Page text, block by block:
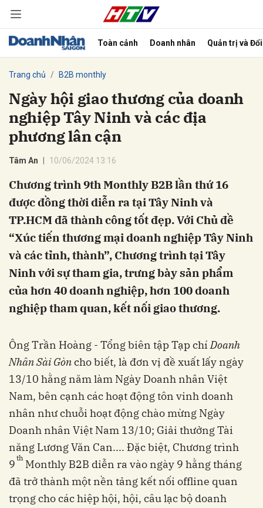
Toàn cảnh Doanh nhân Quản trị và
Trang chủ B2B monthly
Ngày hội giao thương của doanh
nghiệp Tây Ninh và các địa
phương lân cận
Tâm An 10/06/2024 13:16
Chương trình 9th Monthly B2B lần thứ 16
được đồng thời diễn ra tại Tây Ninh và
TP.HCM đã thành công tốt đẹp. Với Chủ đề
“Xúc tiến thương mại doanh nghiệp Tây Ninh
và các tỉnh, thành”, Chương trình tại Tây
Ninh với sự tham gia, trưng bày sản phẩm
của hơn 40 doanh nghiệp, hơn 100 doanh
nghiệp tham quan, kết nối giao thương.
Ông Trần Hoàng - Tổng biên tập Tạp chíDoanh
Nhân Sài Gòncho biết, là đơn vị đề xuất lấy ngày
13/10 hằng năm làm Ngày Doanh nhân Việt
Nam, bên cạnh các hoạt động tôn vinh doanh
nhân như chuỗi hoạt động chào mừng Ngày
Doanh nhân Việt Nam 13/10; Giải thưởng Tài
năng Lương Văn Can.... Đặc biệt, Chương trình
9 th Monthly B2B diễn ra vào ngày 9 hằng tháng
đã trở thành một nền tảng kết nối offline quan
trọng cho các hiệp hội, hội, câu lạc bộ doanh
Hủy